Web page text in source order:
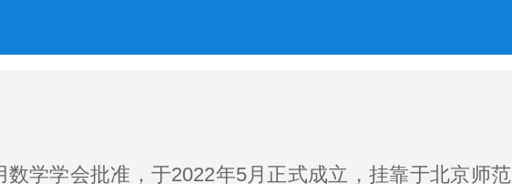
学会批准，于2022年5月正式成立，挂靠于北京师